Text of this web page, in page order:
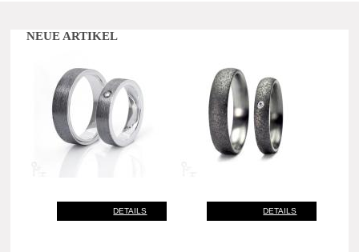
NEUE ARTIKEL
DETAILS DETAILS